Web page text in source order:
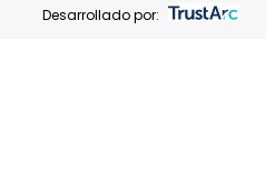
Desarrollado por: